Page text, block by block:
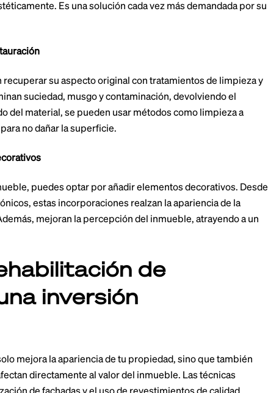
Es una solución cada vez más demandada por su
recuperar su aspecto original con tratamientos de limpieza y
suciedad, musgo y contaminación, devolviendo el
del material, se pueden usar métodos como limpieza a
no dañar la superficie.
puedes optar por añadir elementos decorativos. Desde
estas incorporaciones realzan la apariencia de la
mejoran la percepción del inmueble, atrayendo a un
de
inversión
mejora la apariencia de tu propiedad, sino que también
directamente al valor del inmueble. Las técnicas
de fachadas y el uso de revestimientos de calidad,